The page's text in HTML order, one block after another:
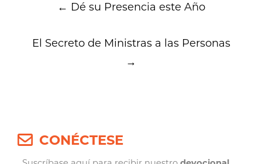
navigation
← Dé su Presencia este Año
El Secreto de Ministras a las Personas
→
CONÉCTESE